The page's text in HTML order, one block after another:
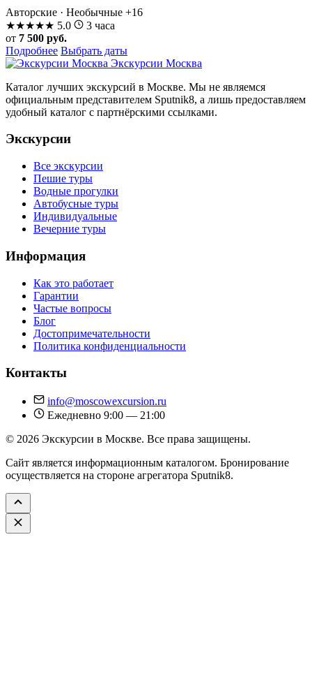
Авторские · Необычные +16
★★★★★ 5.0
3 часа
от 7 500 руб.
Подробнее Выбрать даты
Экскурсии Москва
Каталог лучших экскурсий в Москве. Мы не являемся
официальным представителем Sputnik8, а лишь предоставляем
удобный каталог с партнёрскими ссылками.
Экскурсии
Все экскурсии
Пешие туры
Водные прогулки
Автобусные туры
Индивидуальные
Вечерние туры
Информация
Как это работает
Гарантии
Частые вопросы
Блог
Достопримечательности
Политика конфиденциальности
Контакты
info@moscowexcursion.ru
Ежедневно 9:00 — 21:00
© 2026 Экскурсии в Москве. Все права защищены.
Сайт является информационным каталогом. Бронирование
осуществляется на стороне агрегатора Sputnik8.